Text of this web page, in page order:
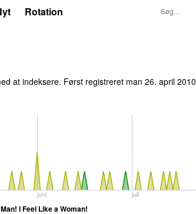
Rotation
at indeksere. Først registreret man 26. april 2010
juni juli
Man! I Feel Like a Woman!